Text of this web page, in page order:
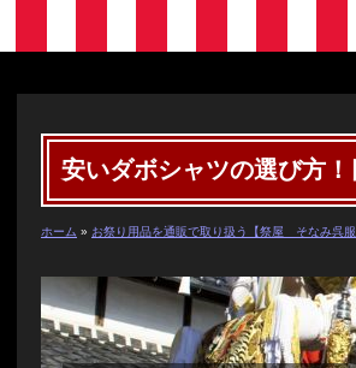
安いダボシャツの選び方
ホーム » お祭り用品を通販で取り扱う【祭屋 そなみ呉